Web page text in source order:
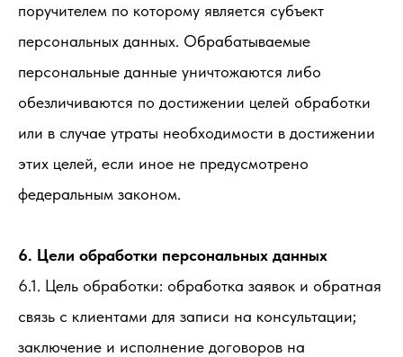
поручителем по которому является субъект
персональных данных. Обрабатываемые
персональные данные уничтожаются либо
обезличиваются по достижении целей обработки
или в случае утраты необходимости в достижении
этих целей, если иное не предусмотрено
федеральным законом.
6. Цели обработки персональных данных
6.1. Цель обработки: обработка заявок и обратная
связь с клиентами для записи на консультации;
заключение и исполнение договоров на